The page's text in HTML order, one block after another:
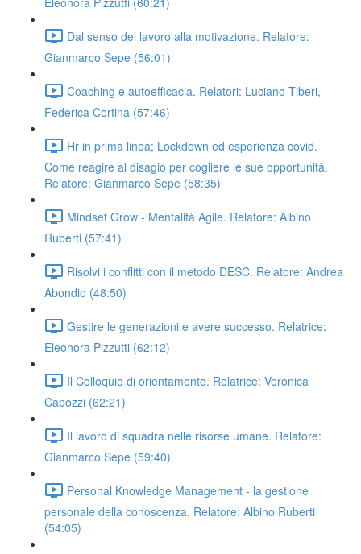
Dal senso del lavoro alla motivazione. Relatore:
Gianmarco Sepe (56:01)
Coaching e autoefficacia. Relatori: Luciano Tiberi,
Federica Cortina (57:46)
Hr in prima linea; Lockdown ed esperienza covid.
Come reagire al disagio per cogliere le sue opportunità.
Relatore: Gianmarco Sepe (58:35)
Mindset Grow - Mentalità Agile. Relatore: Albino
Ruberti (57:41)
Risolvi i conflitti con il metodo DESC. Relatore: Andrea
Abondio (48:50)
Gestire le generazioni e avere successo. Relatrice:
Eleonora Pizzutti (62:12)
Il Colloquio di orientamento. Relatrice: Veronica
Capozzi (62:21)
Il lavoro di squadra nelle risorse umane. Relatore:
Gianmarco Sepe (59:40)
Personal Knowledge Management - la gestione
personale della conoscenza. Relatore: Albino Ruberti
(54:05)